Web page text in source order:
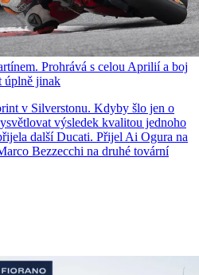
Prohrává s celou Aprilií a boj
úplně jinak
v Silverstonu. Kdyby šlo jen o
výsledek kvalitou jednoho
další Ducati. Přijel Ai Ogura na
Bezzecchi na druhé tovární